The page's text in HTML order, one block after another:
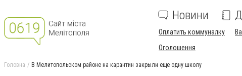
Новини
Оплатить коммуналку
Оголошення
Головна В Мелитопольском районе на карантин закрыли еще одну школу